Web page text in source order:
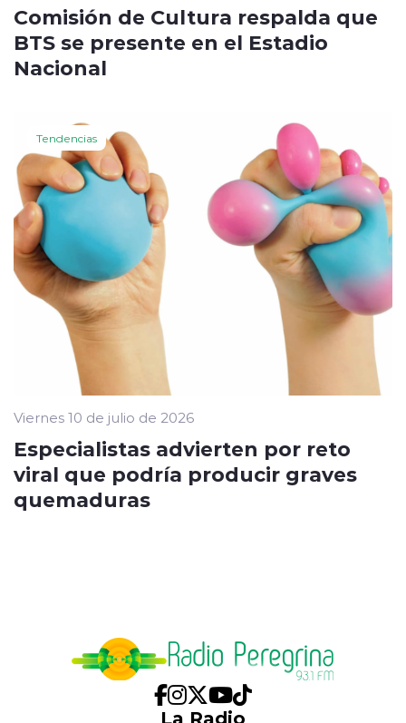
Comisión de Cultura respalda que
BTS se presente en el Estadio
Nacional
Tendencias
Viernes 10 de julio de 2026
Especialistas advierten por reto
viral que podría producir graves
quemaduras
La Radio